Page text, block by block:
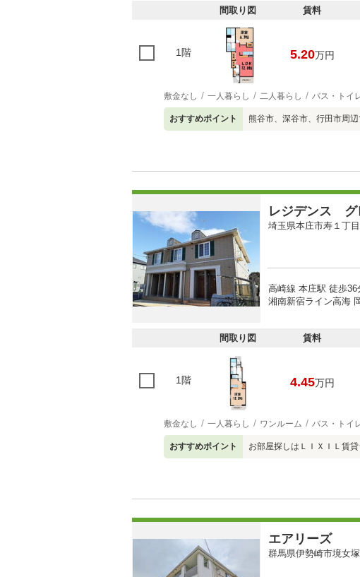
間取り図 賃料
1階 5.20万円
敷金なし 一人暮らし 二人暮らし バス・トイ
おすすめポイント 熊谷市、深谷市、行田市周
レジデンス グ
埼玉県本庄市寿１丁目
高崎線 本庄駅 徒歩36
湘南新宿ライン高海
間取り図 賃料
1階 4.45万円
敷金なし 一人暮らし ワンルーム バス・トイ
おすすめポイント お部屋探しはＬＩＸＩＬ賃
エアリーズ
群馬県伊勢崎市境女塚